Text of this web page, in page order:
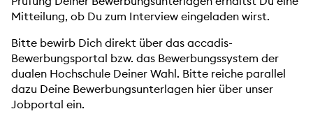
Mitteilung, ob Du zum Interview eingeladen wirst.
Bitte bewirb Dich direkt über das accadis-
Bewerbungsportal bzw. das Bewerbungssystem der
dualen Hochschule Deiner Wahl. Bitte reiche parallel
dazu Deine Bewerbungsunterlagen hier über unser
Jobportal ein.